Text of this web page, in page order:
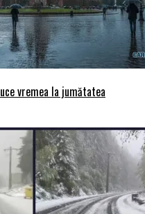
vremea la jumătatea